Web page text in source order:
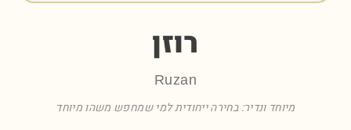
רוזן
Ruzan
מיוחד ונדיר: בחירה ייחודית למי שמחפש משהו מיוחד